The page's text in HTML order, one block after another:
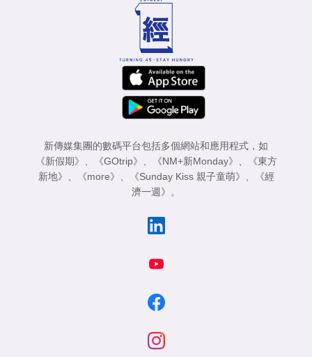
新傳媒集團的數碼平台包括多個網站和應用程式，如
《新假期》
《GOtrip》 《NM+新Monday》
《東方
新地》
《more》 《Sunday Kiss 親子童萌》
《經
濟一週》
。